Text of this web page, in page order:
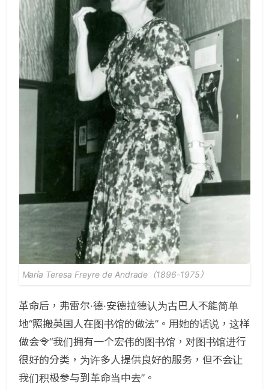
María Teresa Freyre de Andrade（1896-1975）
革命后，弗雷尔·德·安德拉德认为古巴人不能简单
地“照搬英国人在图书馆的做法”。用她的话说，这样
做会令“我们拥有一个宏伟的图书馆，对图书馆进行
很好的分类，为许多人提供良好的服务，但不会让
我们积极参与到革命当中去”。